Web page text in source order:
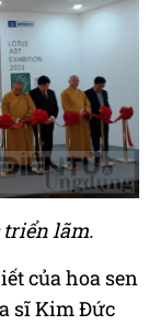
triển lãm.
của hoa sen
sĩ Kim Đức